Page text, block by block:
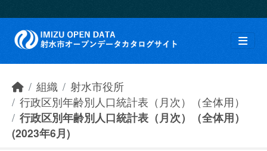
組織
射水市役所
行政区別年齢別人口統計表（月次）（全体用）
行政区別年齢別人口統計表（月次）（全体用）
(2023年6月)